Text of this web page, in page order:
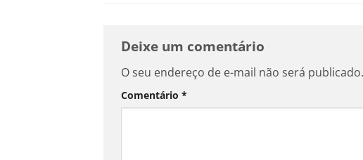
Deixe um comentário
O seu endereço de e-mail não será publicado.
Comentário *